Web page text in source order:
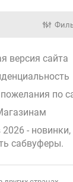
версия сайта
по
-
сабвуферы.